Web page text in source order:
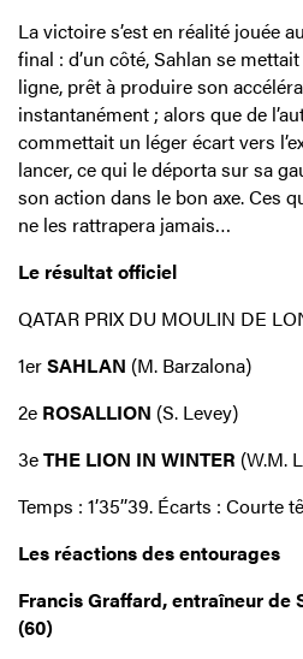
La victoire s’est en réalité jouée
final : d’un côté, Sahlan se
ligne, prêt à produire son
instantanément ; alors que de
commettait un léger écart vers
lancer, ce qui le déporta sur sa
son action dans le bon axe. Ces
ne les rattrapera jamais…
Le résultat officiel
QATAR PRIX DU MOULIN DE
1erSAHLAN (M. Barzalona)
2e ROSALLION (S. Levey)
3eTHE LION IN WINTER (W.M.
Temps : 1’35’’39. Écarts : Courte
Les réactions des entourages
Francis Graffard, entraîneur de
(60)